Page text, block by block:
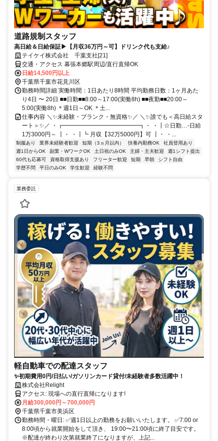
道路規制スタッフ
高日給＆日給保証▶【月収36万円～可】ドリンク代も支給♪
テイケイ株式会社 千葉支社[21]
交通・アクセス 幕張本郷駅周辺/直行直帰OK
日給14,500円以上
千葉県千葉市花見川区
勤務時間詳細 実働時間：1日あたり8時間 平均勤務日数：1ヶ月あた
り4日 〜 20日 ■■日勤■■8:00～17:00(実働8h) ■■夜勤■■20:00～
5:00(実働8h) ＊週1日～OK ＊土...
仕事内容 ＼✨未経験・ブランク・無資格✨／ ＼✨誰でも＜高日給スタ
ート＞✨／ ・┏━━━━━━━━━━━━━┓・ ・┃☆日勤…-日給
1万3000円～ ┃・ ・┃┗ 月収【32万5000円】可 ┃・ ・...
制服あり 業界未経験者歓迎 短期（3ヵ月以内） 扶養内勤務OK
社員登用あり
週1日からOK
副業・WワークOK 土日祝のみOK 主婦・主夫歓迎
週1シフト提出
60代も応募可
資格取得支援あり フリーター歓迎 短期 早朝
シフト自由
学歴不問
平日のみOK 学生歓迎 経験不問
業務委託
軽自動車での配達スタッフ
✨初期費用0円/日払い/ガソリンカード貸付/未経験者多数活躍中！
株式会社Relight
アクセス: 現場への直行直帰になります!
月給300,000円～700,000円
千葉県千葉市美浜区
勤務時間・曜日: ✅週1日以上の勤務をお願いいたします。 ✅7:00 or
8:00頃から就業開始をして頂き、 19:00〜21:00頃に終了目安です。
※配達が終わり次第就業終了になりますが、上記...